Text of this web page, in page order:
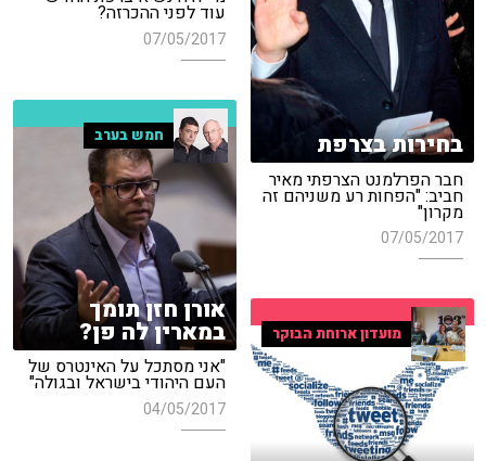
עוד לפני ההכרזה?
07/05/2017
בחירות בצרפת
חבר הפרלמנט הצרפתי מאיר
חביב: "הפחות רע משניהם זה
מקרון"
07/05/2017
חמש בערב
אורן חזן תומך
במארין לה פן?
"אני מסתכל על האינטרס של
העם היהודי בישראל ובגולה"
04/05/2017
מועדון ארוחת הבוקר